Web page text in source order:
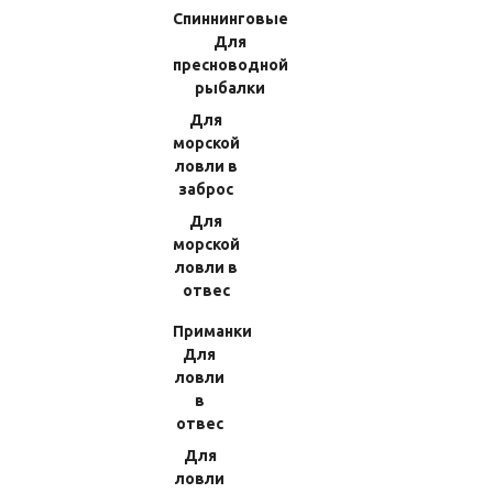
В КОРЗИНУ
ХАРАКТЕРИСТИКИ
вы сможете легко определить, подходит ли данная
деталь, к вашей модели и размеру катушки, по
следующему «S Part No» обозначению: 10DMY
Вышеуказанный номер необходимо вводить в
строке поиска по следующему пути: сайт
JapanReelParts.ru → вкладка «Запчасти для катушек»
в верхней части экрана → Shimano → поиск по
Спиннинговые
Для
пресноводной
рыбалки
Для
морской
ловли в
заброс
Для
морской
ловли в
отвес
Приманки
Для
ловли
в
отвес
Для
ловли